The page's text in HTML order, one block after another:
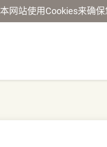
本网站使用Cookies来确